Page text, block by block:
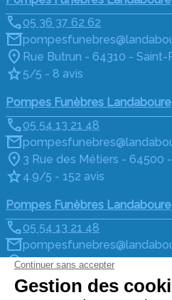
05 36 37 62 62
Rue Butrun - 64310 -
5/5 - 8 avis
Pompes Funèbres Landaboure
05 54 13 21 48
3 Rue des Métiers - 64500
4.9/5 - 152 avis
Pompes Funèbres Landaboure
05 54 13 21 48
Route de Bayonne - 64780
5/5 - 3 avis